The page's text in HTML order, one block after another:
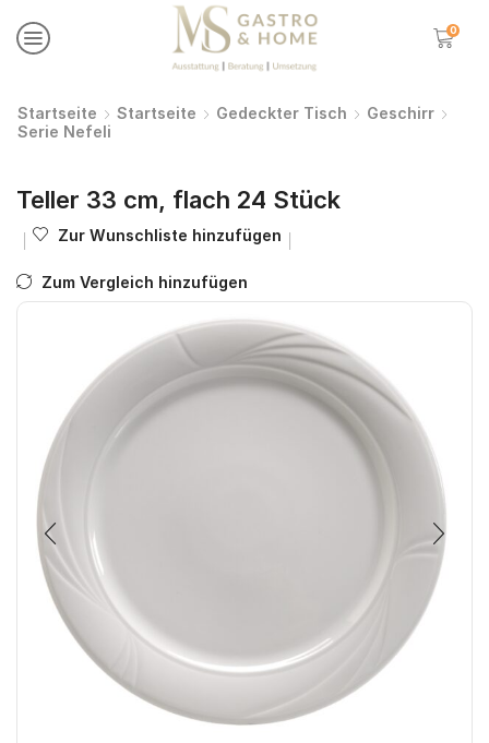
0
Startseite Startseite Gedeckter Tisch
Geschirr
Serie Nefeli
Teller 33 cm, flach 24 Stück
Zur Wunschliste hinzufügen
Zum Vergleich hinzufügen